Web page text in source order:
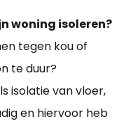
woning isoleren?
tegen kou of
te duur?
isolatie van vloer,
en hiervoor heb